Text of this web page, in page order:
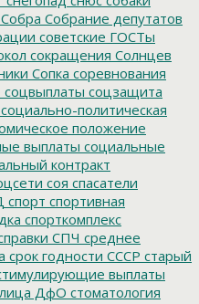
Собра Собрание депутатов
советские ГОСТы
сокращения Солнцев
Сопка соревнования
соцвыплаты соцзащита
социально-политическая
положение
выплаты социальные
контракт
соя спасатели
спорт спортивная
спорткомплекс
СПЧ среднее
срок годности СССР старый
выплаты
ДфО стоматология